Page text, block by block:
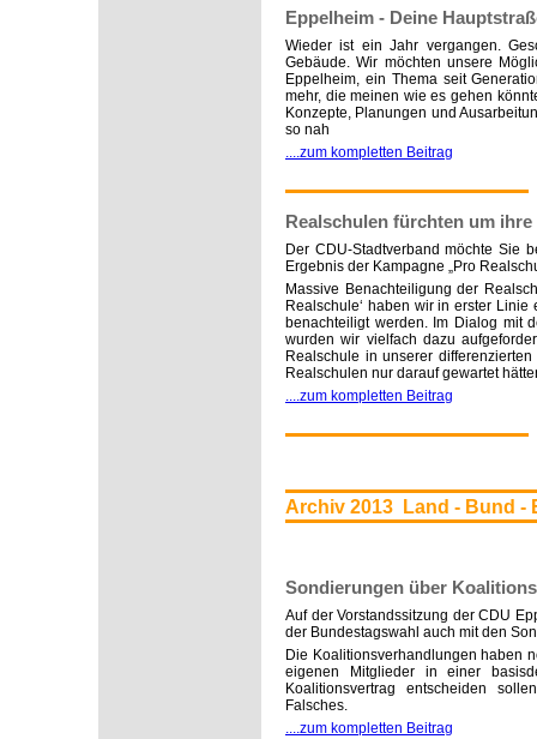
Eppelheim - Deine
Wieder ist ein Jahr vergangen.
Gebäude. Wir möchten unsere
Eppelheim, ein Thema seit
mehr, die meinen wie es gehen
Konzepte, Planungen und
so nah
....zum kompletten Beitrag
Realschulen fürchten um
Der CDU-Stadtverband möchte Sie
Ergebnis der Kampagne „Pro
Massive Benachteiligung der
Realschule‘ haben wir in erster
benachteiligt werden. Im Dialog mit
wurden wir vielfach dazu
Realschule in unserer
Realschulen nur darauf gewartet
....zum kompletten Beitrag
Archiv 2013 Land - Bund -
Sondierungen über
Auf der Vorstandssitzung der CDU
der Bundestagswahl auch mit den
Die Koalitionsverhandlungen haben
eigenen Mitglieder in einer
Koalitionsvertrag entscheiden
Falsches.
....zum kompletten Beitrag